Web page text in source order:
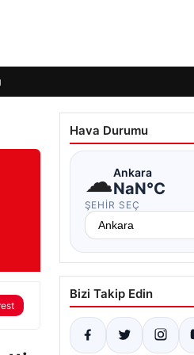
Hava Durumu
☁Ankara
NaN°C
ŞEHIR SEÇ
Bizi Takip Edin